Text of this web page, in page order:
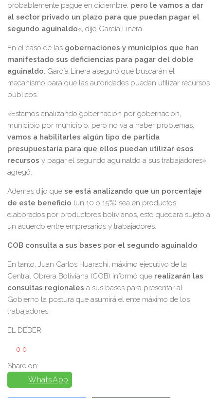
probablemente pague en diciembre, pero le vamos a dar
al sector privado un plazo para que puedan pagar el
segundo aguinaldo«, dijo García Linera.
En el caso de las gobernaciones y municipios que han
manifestado sus deficiencias para pagar del doble
aguinaldo, García Linera aseguró que buscarán el
mecanismo para que las autoridades puedan utilizar recursos
públicos.
«Estamos analizando gobernación por gobernación,
municipio por municipio, pero no va a haber problemas,
vamos a habilitarles algún tipo de partida
presupuestaria para que ellos puedan utilizar esos
recursos y pagar el segundo aguinaldo a sus trabajadores»,
agregó.
Además dijo que se está analizando que un porcentaje
de este beneficio (un 10 o 15%) sea en productos
elaborados por productores bolivianos, esto quedará sujeto a
un acuerdo entre empresarios y trabajadores.
COB consulta a sus bases por el segundo aguinaldo
En tanto, Juan Carlos Huarachi, máximo ejecutivo de la
Central Obrera Boliviana (COB) informó que realizarán las
consultas regionales a sus bases para presentar al
Gobierno la postura que asumirá el ente máximo de los
trabajadores.
EL DEBER
0 0
Share on:
WhatsApp